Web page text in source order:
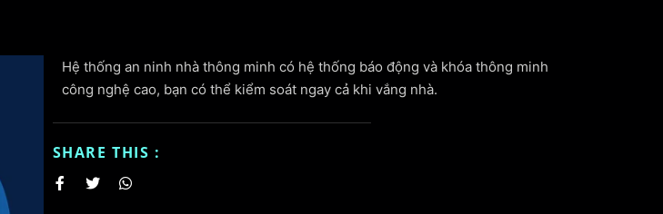
Hệ thống an ninh nhà thông minh có hệ thống báo động và khóa thông minh
công nghệ cao, bạn có thể kiểm soát ngay cả khi vắng nhà.
SHARE THIS :